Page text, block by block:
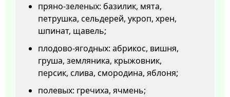
пряно-зеленых: базилик, мята,
петрушка, сельдерей, укроп, хрен,
шпинат, щавель;
плодово-ягодных: абрикос, вишня,
груша, земляника, крыжовник,
персик, слива, смородина, яблоня;
полевых: гречиха, ячмень;